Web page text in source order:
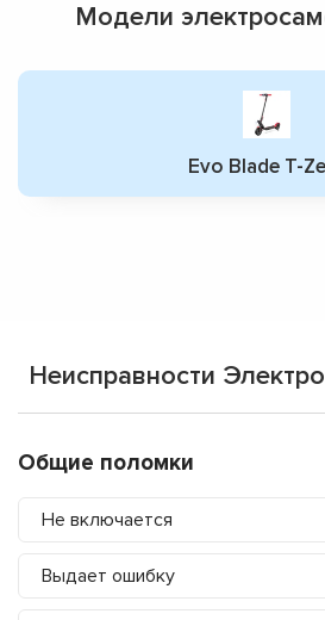
Модели
Evo Blade T-
Неисправности
Общие поломки
Не включается
Выдает ошибку